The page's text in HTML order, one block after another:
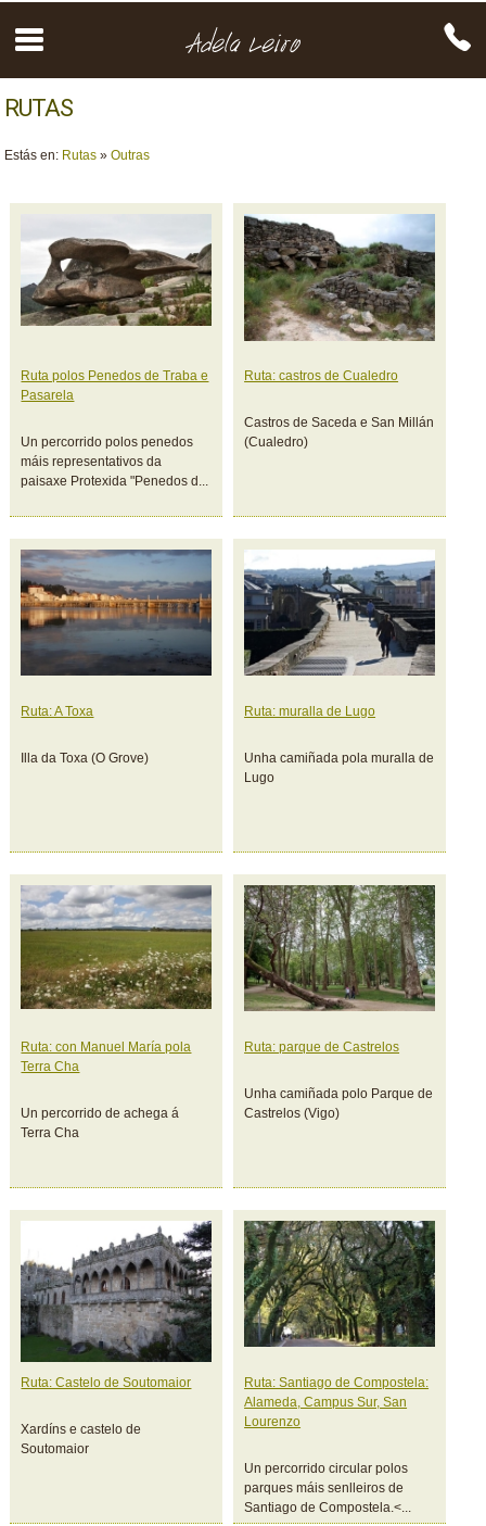
RUTAS
Estás en: Rutas »Outras
Ruta polos Penedos de Traba e
Pasarela
Un percorrido polos penedos
máis representativos da
paisaxe Protexida "Penedos d...
Ruta: castros de Cualedro
Castros de Saceda e San Millán
(Cualedro)
Ruta: A Toxa
Illa da Toxa (O Grove)
Ruta: muralla de Lugo
Unha camiñada pola muralla de
Lugo
Ruta: con Manuel María pola
Terra Cha
Un percorrido de achega á
Terra Cha
Ruta: parque de Castrelos
Unha camiñada polo Parque de
Castrelos (Vigo)
Ruta: Castelo de Soutomaior
Xardíns e castelo de
Soutomaior
Ruta: Santiago de Compostela:
Alameda, Campus Sur, San
Lourenzo
Un percorrido circular polos
parques máis senlleiros de
Santiago de Compostela.<...